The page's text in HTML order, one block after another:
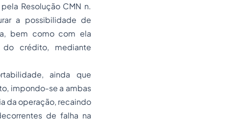
Resolução CMN n.
a possibilidade de
bem como com ela
do crédito, mediante
ainda que
impondo-se a ambas
da operação, recaindo
de falha na